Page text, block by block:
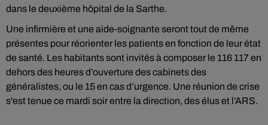
dans le deuxième hôpital de la Sarthe.
Une infirmière et une aide-soignante seront tout de même
présentes pour réorienter les patients en fonction de leur état
de santé. Les habitants sont invités à composer le 116 117 en
dehors des heures d’ouverture des cabinets des
généralistes, ou le 15 en cas d’urgence. Une réunion de crise
s'est tenue ce mardi soir entre la direction, des élus et l’ARS.